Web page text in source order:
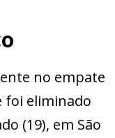
no empate
foi eliminado
(19), em São